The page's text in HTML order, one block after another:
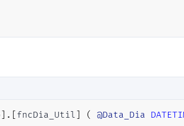
. fncDia_Util ( @Data_Dia